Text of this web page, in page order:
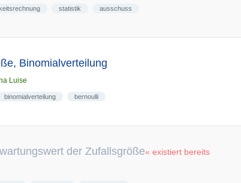
statistik ausschuss
Binomialverteilung
Luise
binomialverteilung bernoulli
der Zufallsgröße« existiert bereits